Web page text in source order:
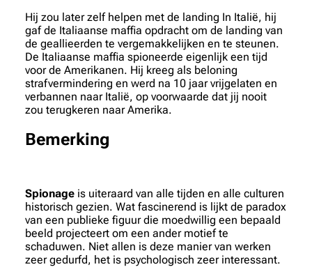
Hij zou later zelf helpen met de landing In Italië, hij
gaf de Italiaanse maffia opdracht om de landing van
de geallieerden te vergemakkelijken en te steunen.
De Italiaanse maffia spioneerde eigenlijk een tijd
voor de Amerikanen. Hij kreeg als beloning
strafvermindering en werd na 10 jaar vrijgelaten en
verbannen naar Italië, op voorwaarde dat jij nooit
zou terugkeren naar Amerika.
Bemerking
Spionage is uiteraard van alle tijden en alle culturen
historisch gezien. Wat fascinerend is lijkt de paradox
van een publieke figuur die moedwillig een bepaald
beeld projecteert om een ander motief te
schaduwen. Niet allen is deze manier van werken
zeer gedurfd, het is psychologisch zeer interessant.